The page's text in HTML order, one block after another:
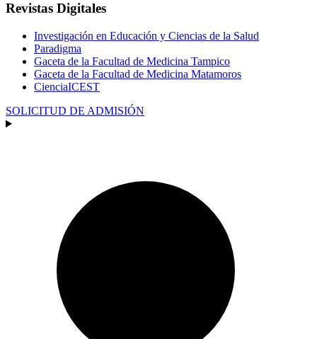
Revistas Digitales
Investigación en Educación y Ciencias de la Salud
Paradigma
Gaceta de la Facultad de Medicina Tampico
Gaceta de la Facultad de Medicina Matamoros
CienciaICEST
SOLICITUD DE ADMISIÓN